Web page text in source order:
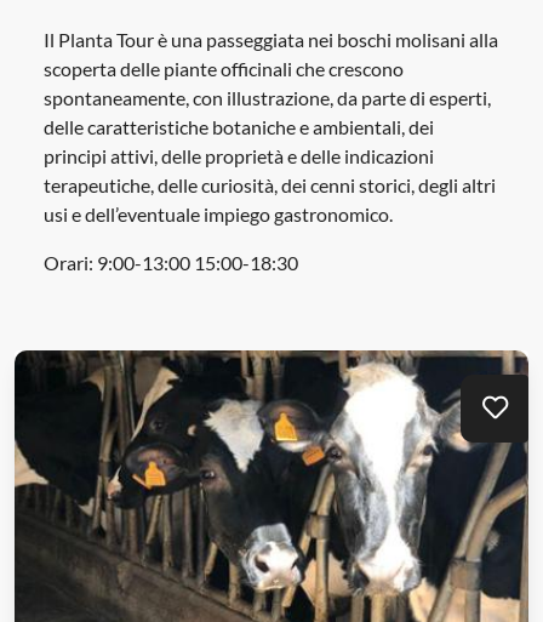
Il Planta Tour è una passeggiata nei boschi molisani alla
scoperta delle piante officinali che crescono
spontaneamente, con illustrazione, da parte di esperti,
delle caratteristiche botaniche e ambientali, dei
principi attivi, delle proprietà e delle indicazioni
terapeutiche, delle curiosità, dei cenni storici, degli altri
usi e dell’eventuale impiego gastronomico.
Orari: 9:00-13:00 15:00-18:30